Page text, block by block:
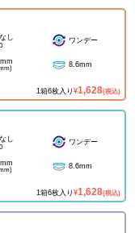
し ワンデー
8.6mm
1箱6枚入り ¥1,628(税込)
し ワンデー
8.6mm
1箱6枚入り ¥1,628(税込)